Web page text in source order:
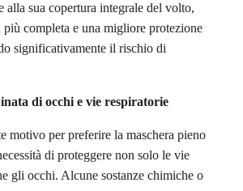
alla sua copertura integrale del volto,
più completa e una migliore protezione
significativamente il rischio di
di occhi e vie respiratorie
motivo per preferire la maschera pieno
di proteggere non solo le vie
gli occhi. Alcune sostanze chimiche o